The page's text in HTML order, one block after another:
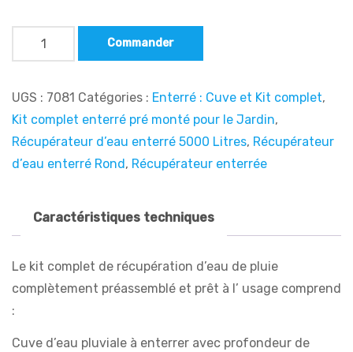
Commander
UGS : 7081 Catégories : Enterré : Cuve et Kit complet,
Kit complet enterré pré monté pour le Jardin,
Récupérateur d’eau enterré 5000 Litres, Récupérateur
d’eau enterré Rond, Récupérateur enterrée
Caractéristiques techniques
Le kit complet de récupération d’eau de pluie
complètement préassemblé et prêt à l’ usage comprend
:
Cuve d’eau pluviale à enterrer avec profondeur de